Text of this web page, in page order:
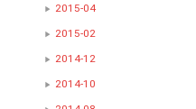
2015-04
2015-02
2014-12
2014-10